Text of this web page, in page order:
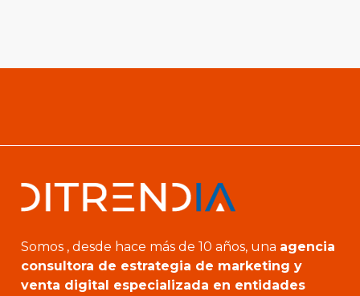
Somos , desde hace más de 10 años, una agencia
consultora de estrategia de marketing y
venta digital especializada en entidades